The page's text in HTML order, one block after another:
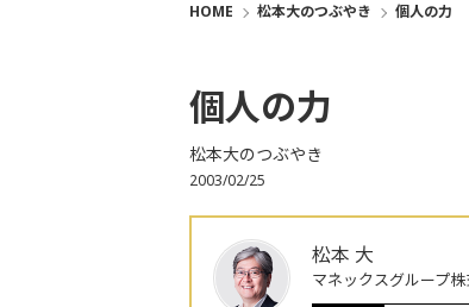
HOME 松本大のつぶやき 個人の力
個人の力
松本大のつぶやき
2003/02/25
松本 大
マネックスグループ